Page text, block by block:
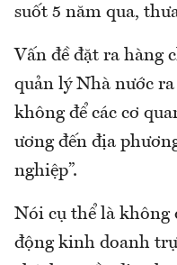
suốt 5 năm qua,
Vấn đề đặt ra hàng
quản lý Nhà nước
không để các cơ
ương đến địa
nghiệp”.
Nói cụ thể là không
động kinh doanh